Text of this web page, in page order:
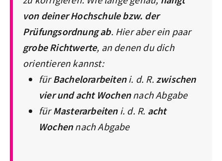
von deiner Hochschule bzw. der
Prüfungsordnung ab. Hier aber ein paar
grobe Richtwerte, an denen du dich
orientieren kannst:
fürBachelorarbeiteni. d. R. zwischen
vier und acht Wochennach Abgabe
fürMasterarbeiteni. d. R. acht
Wochennach Abgabe